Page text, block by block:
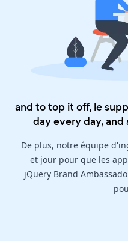
and to top it off, le
day every day, and
De plus, notre équipe
et jour pour que les
jQuery Brand